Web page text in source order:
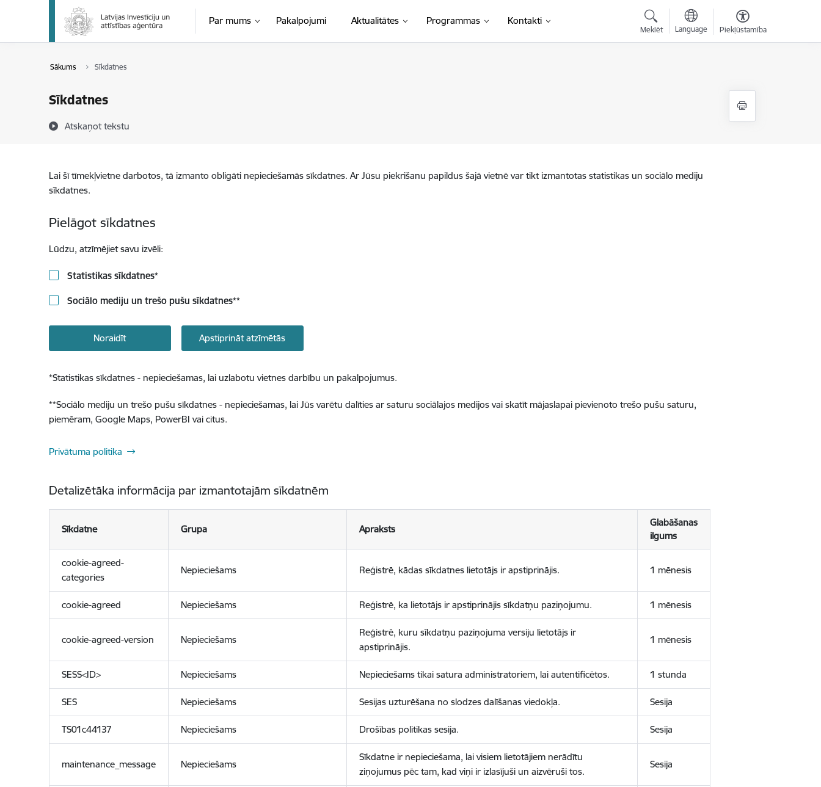
Pāriet uz lapas saturu
Par mums Pakalpojumi Aktualitātes Programmas Kontakti
Meklēt Language Piekļūstamība
Sākums Sīkdatnes
Sīkdatnes
Atskaņot tekstu
Lai šī tīmekļvietne darbotos, tā izmanto obligāti nepieciešamās sīkdatnes. Ar Jūsu piekrišanu papildus šajā vietnē var tikt izmantotas statistikas un sociālo mediju
sīkdatnes.
Pielāgot sīkdatnes
Lūdzu, atzīmējiet savu izvēli:
Statistikas sīkdatnes*
Sociālo mediju un trešo pušu sīkdatnes**
Noraidīt Apstiprināt atzīmētās
*Statistikas sīkdatnes - nepieciešamas, lai uzlabotu vietnes darbību un pakalpojumus.
**Sociālo mediju un trešo pušu sīkdatnes - nepieciešamas, lai Jūs varētu dalīties ar saturu sociālajos medijos vai skatīt mājaslapai pievienoto trešo pušu saturu,
piemēram, Google Maps, PowerBI vai citus.
Privātuma politika
Detalizētāka informācija par izmantotajām sīkdatnēm
Sīkdatne Grupa Apraksts
Glabāšanas
ilgums
cookie-agreed-
categories
Nepieciešams Reģistrē, kādas sīkdatnes lietotājs ir apstiprinājis. 1 mēnesis
cookie-agreed Nepieciešams Reģistrē, ka lietotājs ir apstiprinājis sīkdatņu paziņojumu. 1 mēnesis
cookie-agreed-version Nepieciešams
Reģistrē, kuru sīkdatņu paziņojuma versiju lietotājs ir
apstiprinājis.
1 mēnesis
SESS<ID> Nepieciešams Nepieciešams tikai satura administratoriem, lai autentificētos. 1 stunda
SES Nepieciešams Sesijas uzturēšana no slodzes dalīšanas viedokļa. Sesija
TS01c44137 Nepieciešams Drošības politikas sesija. Sesija
maintenance_message Nepieciešams
Sīkdatne ir nepieciešama, lai visiem lietotājiem nerādītu
ziņojumus pēc tam, kad viņi ir izlasījuši un aizvēruši tos.
Sesija